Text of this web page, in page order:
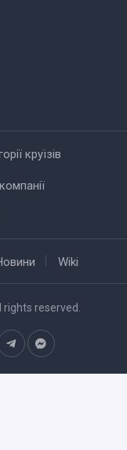
круїзів
Wiki
rights reserved.